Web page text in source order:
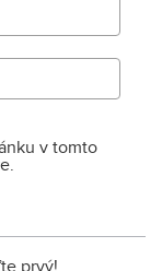
v tomto
prvý!